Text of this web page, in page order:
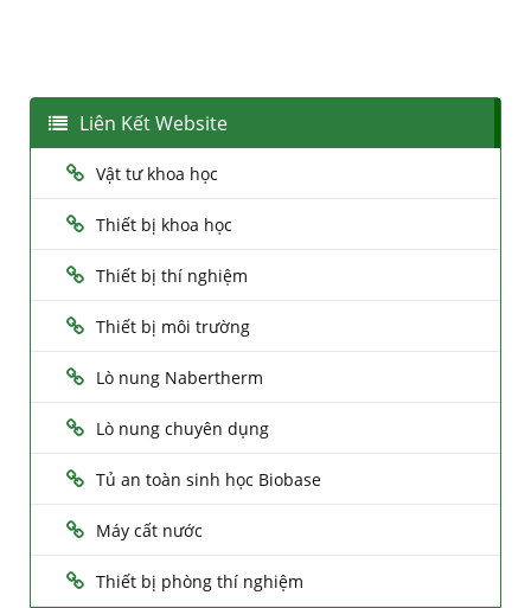
Liên Kết Website
Vật tư khoa học
Thiết bị khoa học
Thiết bị thí nghiệm
Thiết bị môi trường
Lò nung Nabertherm
Lò nung chuyên dụng
Tủ an toàn sinh học Biobase
Máy cất nước
Thiết bị phòng thí nghiệm